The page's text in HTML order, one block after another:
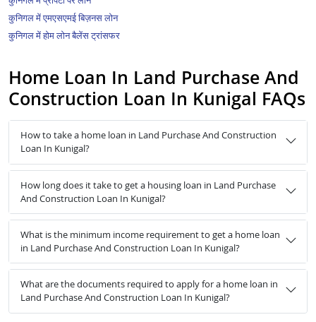
कुनिगल में एमएसएमई बिज़नस लोन
कुनिगल में होम लोन बैलेंस ट्रांसफर
Home Loan In Land Purchase And
Construction Loan In Kunigal FAQs
How to take a home loan in Land Purchase And Construction
Loan In Kunigal?
How long does it take to get a housing loan in Land Purchase
And Construction Loan In Kunigal?
What is the minimum income requirement to get a home loan
in Land Purchase And Construction Loan In Kunigal?
What are the documents required to apply for a home loan in
Land Purchase And Construction Loan In Kunigal?